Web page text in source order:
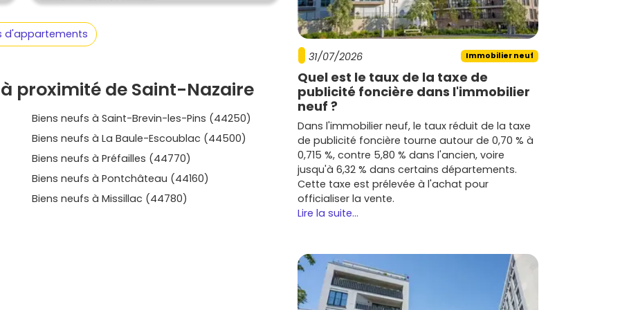
que les résidents permanents.
biens neufs
à des prix compétitifs. Son atmosphère
à Saint-Nazaire :
d'appartements
proximité de Saint-Nazaire
Biens neufs à Saint-Brevin-les-Pins (44250)
Biens neufs à La Baule-Escoublac (44500)
Biens neufs à Préfailles (44770)
Biens neufs à Pontchâteau (44160)
Biens neufs à Missillac (44780)
31/07/2026 Immobilier neuf
Quel est le taux de la taxe de
publicité foncière dans l'immobilier
neuf ?
Dans l'immobilier neuf, le taux réduit de la taxe
de publicité foncière tourne autour de 0,70 % à
0,715 %, contre 5,80 % dans l'ancien, voire
jusqu'à 6,32 % dans certains départements.
Cette taxe est prélevée à l'achat pour
officialiser la vente.
Lire la suite...